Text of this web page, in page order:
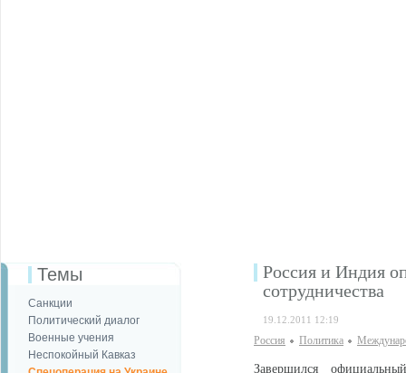
Темы
Санкции
Политический диалог
Военные учения
Неспокойный Кавказ
Россия и Индия
сотрудничества
19.12.2011 12:19
Россия Политика
Завершился